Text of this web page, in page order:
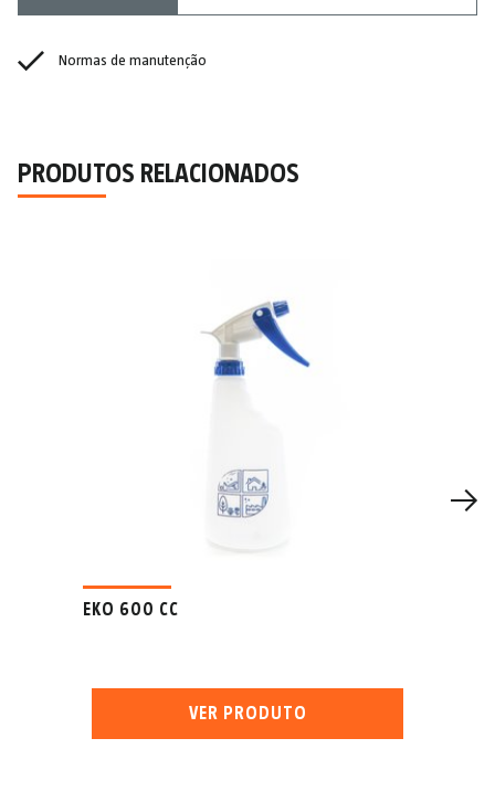
Normas de manutenção
PRODUTOS RELACIONADOS
EKO 600 CC
VER PRODUTO